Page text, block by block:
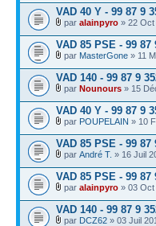
VAD 40 Y - 99 87 9
par alainpyro » 22 Oct
VAD 85 PSE - 99 87
par MasterGone » 11
VAD 140 - 99 87 9
par Nounours » 15
VAD 40 Y - 99 87 9
par POUPELAIN » 10
VAD 85 PSE - 99
par André T. » 16 Juil
VAD 85 PSE - 99 87
par alainpyro » 03 Oct
VAD 140 - 99 87 9
par DCZ62 » 03 Juil